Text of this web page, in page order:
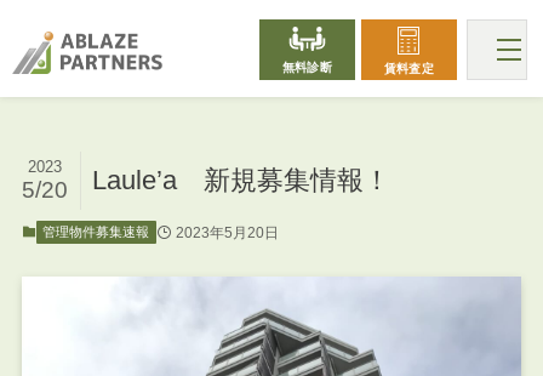
無料診断 賃料査定
Laule’a 新規募集情報！
2023
5/20
管理物件募集速報 2023年5月20日